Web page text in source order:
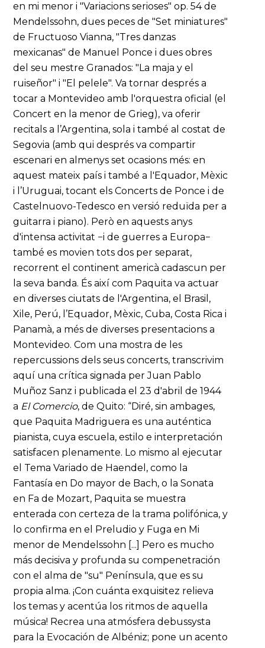
en mi menor i "Variacions serioses" op. 54 de
Mendelssohn, dues peces de "Set miniatures"
de Fructuoso Vianna, "Tres danzas
mexicanas" de Manuel Ponce i dues obres
del seu mestre Granados: "La maja y el
ruiseñor" i "El pelele". Va tornar després a
tocar a Montevideo amb l'orquestra oficial (el
Concert en la menor de Grieg), va oferir
recitals a l’Argentina, sola i també al costat de
Segovia (amb qui després va compartir
escenari en almenys set ocasions més: en
aquest mateix país i també a l'Equador, Mèxic
i l’Uruguai, tocant els Concerts de Ponce i de
Castelnuovo-Tedesco en versió reduïda per a
guitarra i piano). Però en aquests anys
d'intensa activitat −i de guerres a Europa−
també es movien tots dos per separat,
recorrent el continent americà cadascun per
la seva banda. És així com Paquita va actuar
en diverses ciutats de l'Argentina, el Brasil,
Xile, Perú, l’Equador, Mèxic, Cuba, Costa Rica i
Panamà, a més de diverses presentacions a
Montevideo. Com una mostra de les
repercussions dels seus concerts, transcrivim
aquí una crítica signada per Juan Pablo
Muñoz Sanz i publicada el 23 d'abril de 1944
a El Comercio, de Quito: “Diré, sin ambages,
que Paquita Madriguera es una auténtica
pianista, cuya escuela, estilo e interpretación
satisfacen plenamente. Lo mismo al ejecutar
el Tema Variado de Haendel, como la
Fantasía en Do mayor de Bach, o la Sonata
en Fa de Mozart, Paquita se muestra
enterada con certeza de la trama polifónica, y
lo confirma en el Preludio y Fuga en Mi
menor de Mendelssohn [...] Pero es mucho
más decisiva y profunda su compenetración
con el alma de "su" Península, que es su
propia alma. ¡Con cuánta exquisitez relieva
los temas y acentúa los ritmos de aquella
música! Recrea una atmósfera debussysta
para la Evocación de Albéniz; pone un acento